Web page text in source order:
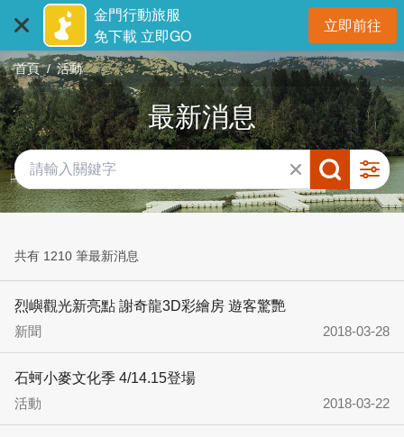
主
要
內
容
區
塊
金門行動旅服
免下載 立即GO
立即前往開
首頁 活動
最新消息
共有 1210 筆最新消息
烈嶼觀光新亮點 謝奇龍3D彩繪房 遊客驚艷
新聞
2018-03-28
石蚵小麥文化季 4/14.15登場
活動
2018-03-22